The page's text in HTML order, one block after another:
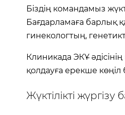
Біздің командамыз
Бағдарламаға барлық
гинекологтың,
Клиникада ЭКҰ
қолдауға ерекше көңіл
Жүктілікті